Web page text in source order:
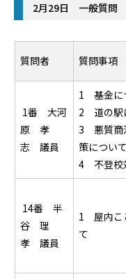
2月29日 一般質問
質問者 質問事項
1番 大河
原 孝
志 議員
1 基金に
2 道の駅
3 悪質商
策について
4 不登校
14番 半
谷 理
孝 議員
1 屋内こ
て